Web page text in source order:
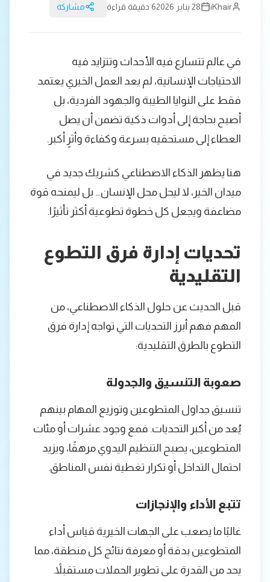
iKhair 28 يناير 2026 6 دقيقة قراءة مشاركة
في عالم تتسارع فيه الأحداث وتتزايد فيه
الاحتياجات الإنسانية، لم يعد العمل الخيري يعتمد
فقط على النوايا الطيبة والجهود الفردية، بل
أصبح بحاجة إلى أدوات ذكية تضمن أن يصل
العطاء إلى مستحقيه بسرعة وكفاءة وأثرٍ أكبر.
هنا يظهر الذكاء الاصطناعي كشريك جديد في
ميدان الخير، لا ليحل محل الإنسان… بل ليمنحه قوة
مضاعفة ويجعل كل خطوة تطوعية أكثر تأثيرًا.
تحديات إدارة فرق التطوع
التقليدية
قبل الحديث عن حلول الذكاء الاصطناعي، من
المهم فهم أبرز التحديات التي تواجه إدارة فرق
التطوع بالطرق التقليدية:
صعوبة التنسيق والجدولة
تنسيق جداول المتطوعين وتوزيع المهام بينهم
يُعد من أكبر التحديات. فمع وجود عشرات أو مئات
المتطوعين، يصبح التنظيم اليدوي مرهقًا، ويزيد
احتمال التداخل أو تكرار تغطية نفس المناطق.
تتبع الأداء والإنجازات
غالبًا ما يصعب على الجهات الخيرية قياس أداء
المتطوعين بدقة أو معرفة نتائج كل منطقة، مما
يحد من القدرة على تطوير الحملات مستقبلاً.